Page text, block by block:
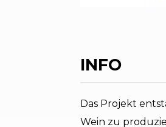
INFO
Das Projekt
Wein zu